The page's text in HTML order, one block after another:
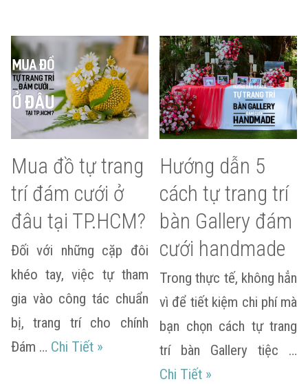
Mua đồ tự trang
trí đám cưới ở
đâu tại TP.HCM?
Đối với những cặp đôi
khéo tay, việc tự tham
gia vào công tác chuẩn
bị, trang trí cho chính
Đám … Chi Tiết Mua đồ tự trang trí đám cưới ở đâu
»
Hướng dẫn 5
cách tự trang trí
bàn Gallery đám
cưới handmade
Trong thực tế, không hẳn
vì để tiết kiệm chi phí mà
bạn chọn cách tự trang
trí bàn Gallery tiệc …
Chi Tiết Hướng dẫn 5
»